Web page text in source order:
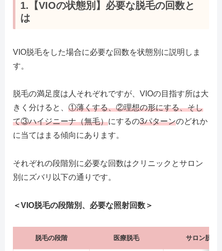
1.【VIOの状態別】必要な脱毛の回数と
は
VIO脱毛をした場合に必要な回数を状態別に説明しま
す。
脱毛の満足度は人それぞれですが、VIOの目指す所は大
きく分けると、 ①薄くする、②理想の形にする、そし
て③ハイジニーナ（無毛）にするの3パターンのどれか
に当てはまる傾向にあります。
それぞれの段階別に必要な回数はクリニックとサロン
別にズバリ以下の通りです。
＜VIO脱毛の段階別、必要な照射回数＞
脱毛の段階 医療脱毛 サロン脱毛